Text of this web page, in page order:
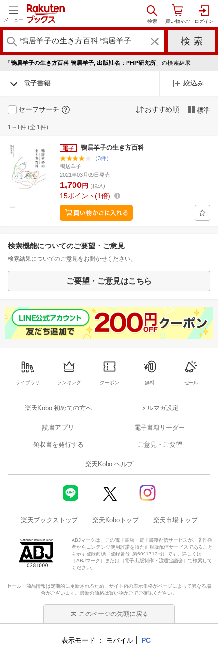
メニュー
「 鴨居羊子の生き方百科 鴨居羊子, 出版社名：PHP研究所 」の検索結果
電子書籍 絞込み
セーフサーチ おすすめ順 標準
1～1件 (全 1件)
鴨居羊子の生き方百科
（3件）
鴨居羊子
2021年03月09日発売
1,700円 (税込)
15ポイント 1倍
検索機能についてのご要望・ご意見
検索結果についてのご意見をお聞かせください。
ご要望・ご意見はこちら
ライブラリ ランキング クーポン 無料 セール
楽天Kobo 初めての方へ メルマガ設定
読書アプリ 電子書籍リーダー
領収書を発行する ご意見・ご要望
楽天Kobo ヘルプ
楽天ブックストップ 楽天Koboトップ 楽天市場トップ
ABJマークは、この電子書店・電子書籍配信サービスが、著作権
者からコンテンツ使用許諾を得た正規版配信サービスであること
を示す登録商標（登録番号 第6091713号）です。詳しくは
［ABJマーク］または［電子出版制作・流通協議会］で検索して
ください。
セール・商品情報は定期的に更新されるため、サイト内の表示価格がページによって異なる場
合がございます。最新の価格は買い物かごでご確認ください。
このページの先頭に戻る
表示モード モバイル PC